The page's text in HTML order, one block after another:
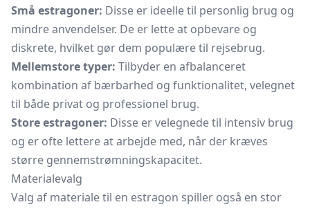
Små estragoner: Disse er ideelle til personlig brug og
mindre anvendelser. De er lette at opbevare og
diskrete, hvilket gør dem populære til rejsebrug.
Mellemstore typer: Tilbyder en afbalanceret
kombination af bærbarhed og funktionalitet, velegnet
til både privat og professionel brug.
Store estragoner: Disse er velegnede til intensiv brug
og er ofte lettere at arbejde med, når der kræves
større gennemstrømningskapacitet.
Materialevalg
Valg af materiale til en estragon spiller også en stor